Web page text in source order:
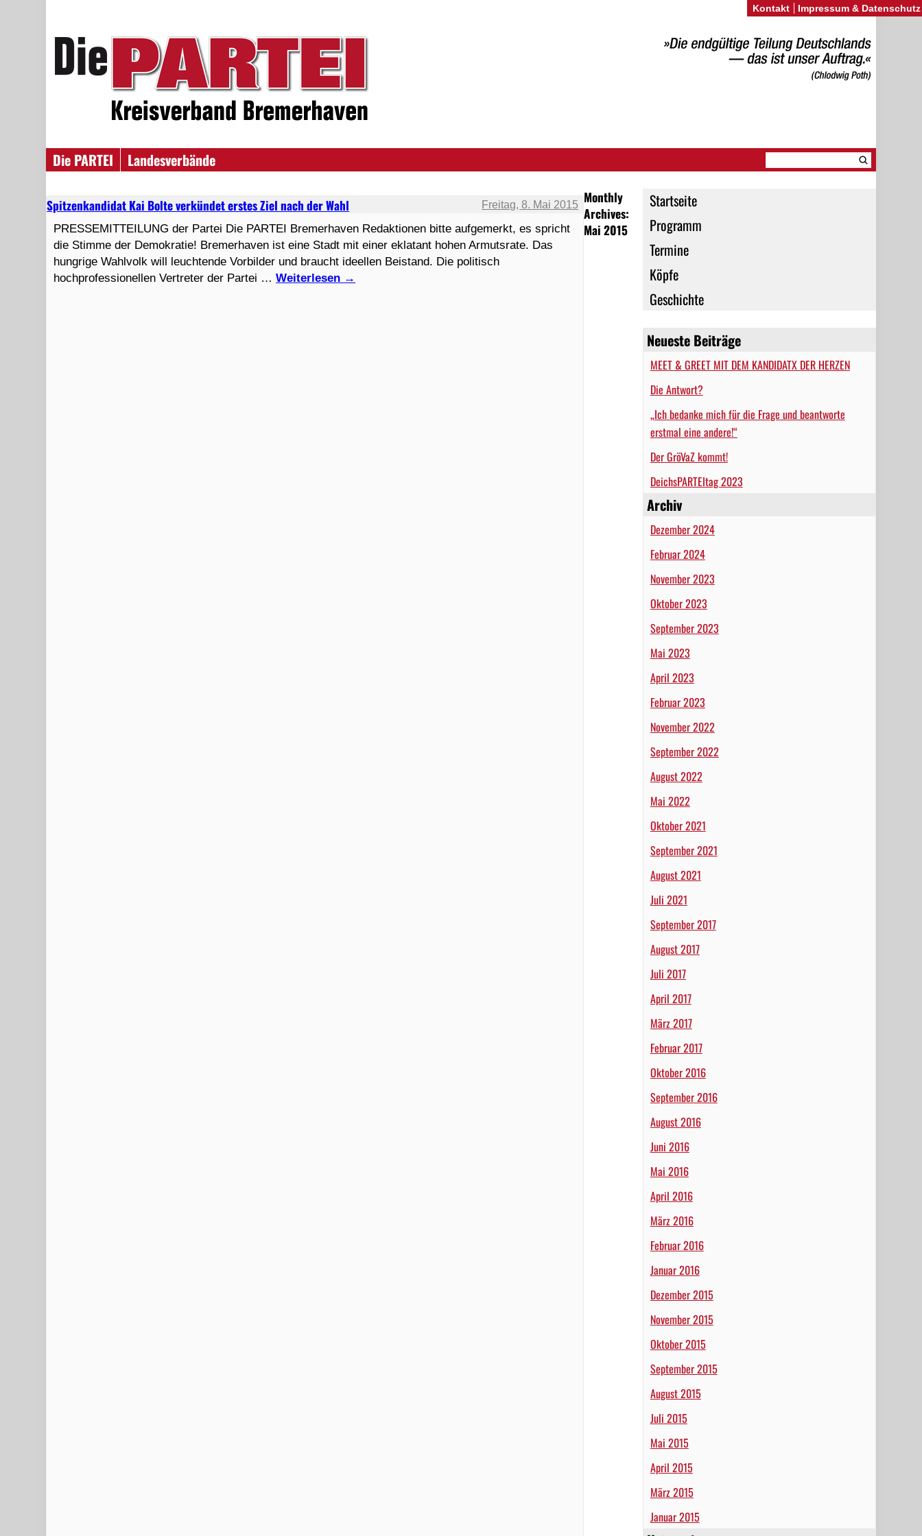
Die PARTEI
Landesverbände
Startseite
Programm
Termine
Köpfe
Geschichte
Neueste Beiträge
MEET & GREET MIT DEM KANDIDATX DER HERZEN
Die Antwort?
„Ich bedanke mich für die Frage und beantworte
erstmal eine andere!“
Der GröVaZ kommt!
DeichsPARTEItag 2023
Archiv
Dezember 2024
Februar 2024
November 2023
Oktober 2023
September 2023
Mai 2023
April 2023
Februar 2023
November 2022
September 2022
August 2022
Mai 2022
Oktober 2021
September 2021
August 2021
Juli 2021
September 2017
August 2017
Juli 2017
April 2017
März 2017
Februar 2017
Oktober 2016
September 2016
August 2016
Juni 2016
Mai 2016
April 2016
März 2016
Februar 2016
Januar 2016
Dezember 2015
November 2015
Oktober 2015
September 2015
August 2015
Juli 2015
Mai 2015
April 2015
März 2015
Januar 2015
Monthly
Archives:
Mai 2015
Spitzenkandidat Kai Bolte verkündet erstes Ziel nach der Wahl Freitag, 8. Mai 2015
PRESSEMITTEILUNG der Partei Die PARTEI Bremerhaven Redaktionen bitte aufgemerkt, es spricht
die Stimme der Demokratie! Bremerhaven ist eine Stadt mit einer eklatant hohen Armutsrate. Das
hungrige Wahlvolk will leuchtende Vorbilder und braucht ideellen Beistand. Die politisch
hochprofessionellen Vertreter der Partei …Weiterlesen →
Kontakt Impressum & Datenschutz